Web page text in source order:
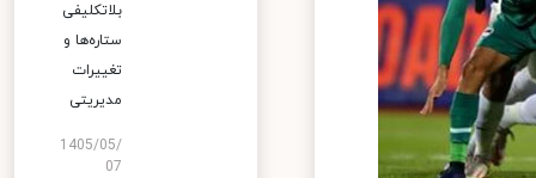
بلاتکلیفی
ستاره‌ها و
تغییرات
مدیریتی
1405/05/
07